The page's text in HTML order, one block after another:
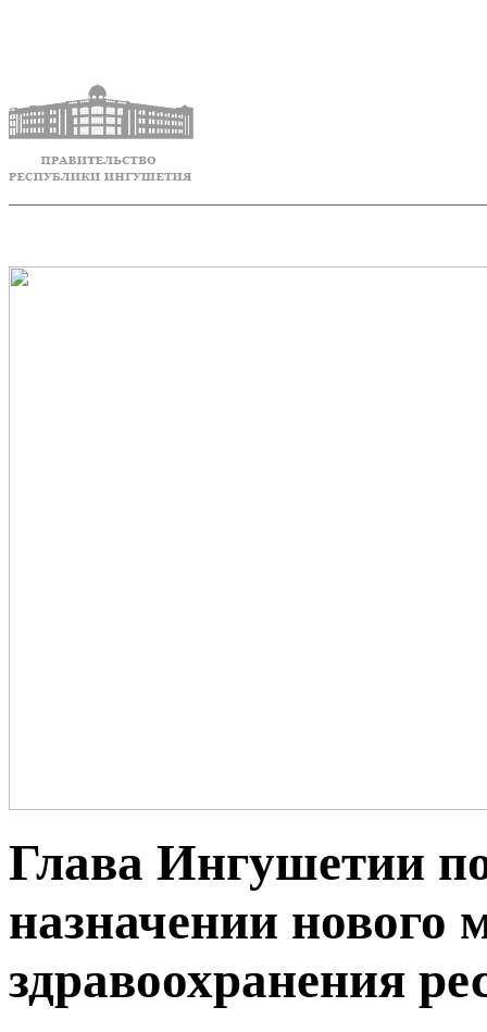
Глава Ингушетии
назначении нового
здравоохранения